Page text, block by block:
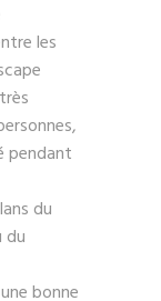
les
pendant
du
du
bonne